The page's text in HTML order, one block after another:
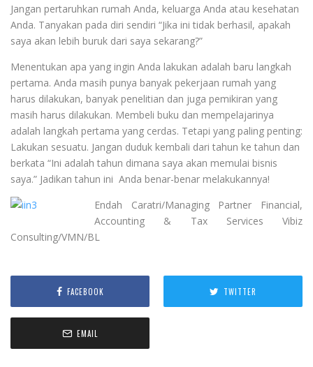
Jangan pertaruhkan rumah Anda, keluarga Anda atau kesehatan
Anda. Tanyakan pada diri sendiri “Jika ini tidak berhasil, apakah
saya akan lebih buruk dari saya sekarang?”
Menentukan apa yang ingin Anda lakukan adalah baru langkah
pertama. Anda masih punya banyak pekerjaan rumah yang
harus dilakukan, banyak penelitian dan juga pemikiran yang
masih harus dilakukan. Membeli buku dan mempelajarinya
adalah langkah pertama yang cerdas. Tetapi yang paling penting:
Lakukan sesuatu. Jangan duduk kembali dari tahun ke tahun dan
berkata “Ini adalah tahun dimana saya akan memulai bisnis
saya.” Jadikan tahun ini Anda benar-benar melakukannya!
Endah Caratri/Managing Partner Financial,
Accounting & Tax Services Vibiz
Consulting/VMN/BL
FACEBOOK TWITTER
EMAIL